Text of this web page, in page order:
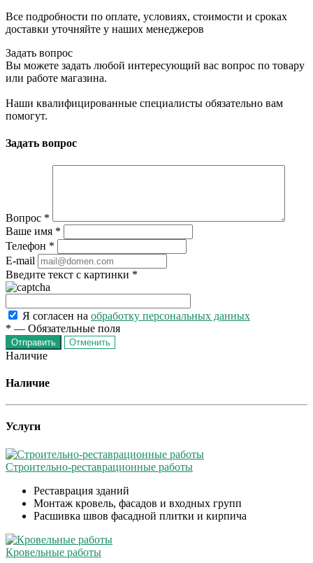
Все подробности по оплате, условиях, стоимости и сроках
доставки уточняйте у наших менеджеров
Задать вопрос
Вы можете задать любой интересующий вас вопрос по товару
или работе магазина.
Наши квалифицированные специалисты обязательно вам
помогут.
Задать вопрос
Вопрос *
Ваше имя *
Телефон *
E-mail
Введите текст с картинки *
Я согласен на обработку персональных данных
* — Обязательные поля
Отменить
Наличие
Наличие
Услуги
Строительно-реставрационные работы
Реставрация зданий
Монтаж кровель, фасадов и входных групп
Расшивка швов фасадной плитки и кирпича
Кровельные работы